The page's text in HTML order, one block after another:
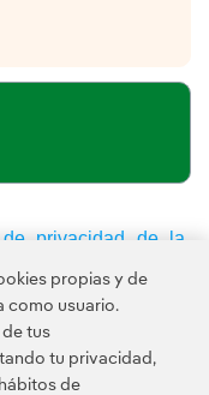
de privacidad de la
en ventana nueva.
y se aplican la
propias y de
como usuario.
tus
tu privacidad,
de